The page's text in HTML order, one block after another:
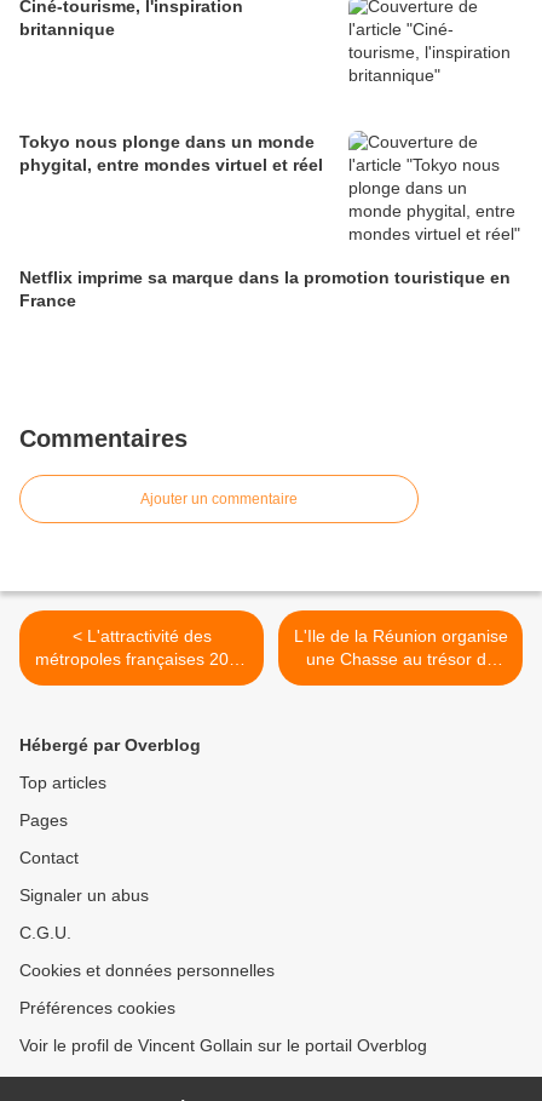
Ciné-tourisme, l'inspiration
britannique
Tokyo nous plonge dans un monde
phygital, entre mondes virtuel et réel
Netflix imprime sa marque dans la promotion touristique en
France
Commentaires
Ajouter un commentaire
< L'attractivité des
métropoles françaises 2021
par Arthur Loyd
L'Ile de la Réunion organise
une Chasse au trésor de
Noël >
Hébergé par Overblog
Top articles
Pages
Contact
Signaler un abus
C.G.U.
Cookies et données personnelles
Préférences cookies
Voir le profil de Vincent Gollain sur le portail Overblog